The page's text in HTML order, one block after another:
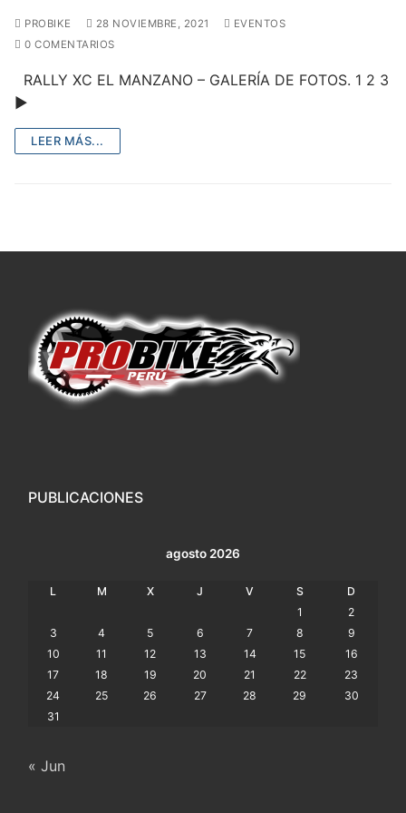
PROBIKE 28 NOVIEMBRE, 2021
EVENTOS
0 COMENTARIOS
RALLY XC EL MANZANO – GALERÍA DE FOTOS. 1 2 3
►
LEER MÁS...
PUBLICACIONES
agosto 2026
L M X J V S
D
1
2
3
4 5 6 7 8
9
10
11 12 13 14 15
16
17
18 19 20 21 22
23
24
25 26 27 28 29
30
31
« Jun